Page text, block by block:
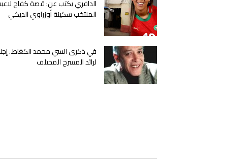
الدافري يكتب عن: قصة كفاح
المنتخب سكينة أوزراوي الديكي
في ذكرى السي محمد الكغاط..
لرائد المسرح المختلف